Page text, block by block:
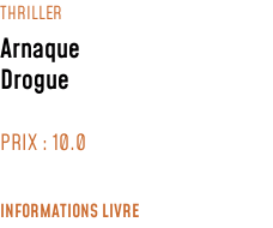
THRILLER
Arnaque
Drogue
PRIX : 10.0
INFORMATIONS LIVRE